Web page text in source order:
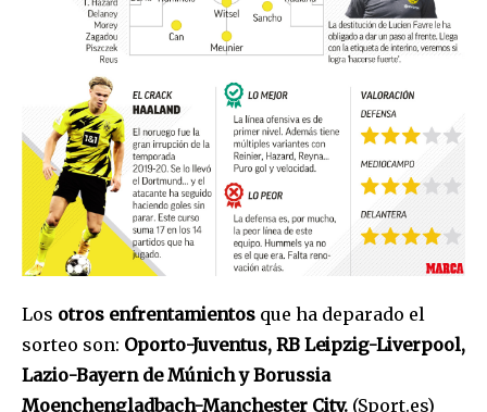
Los otros enfrentamientos que ha deparado el
sorteo son: Oporto-Juventus, RB Leipzig-Liverpool,
Lazio-Bayern de Múnich y Borussia
Moenchengladbach-Manchester City. (Sport.es)